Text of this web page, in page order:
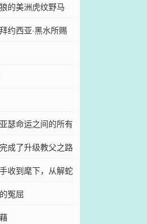
的美洲虎纹野马
约西亚·黑水所赐
瑟命运之间的所有
成了升级教父之路
收到麾下，从解蛇
冤屈